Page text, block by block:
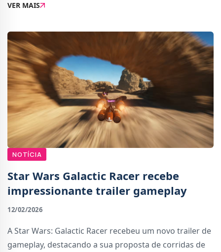
peças, sendo destinado a fãs adultos.
VER MAIS
NOTÍCIA
Star Wars Galactic Racer recebe
impressionante trailer gameplay
12/02/2026
A Star Wars: Galactic Racer recebeu um novo trailer de
gameplay, destacando a sua proposta de corridas de